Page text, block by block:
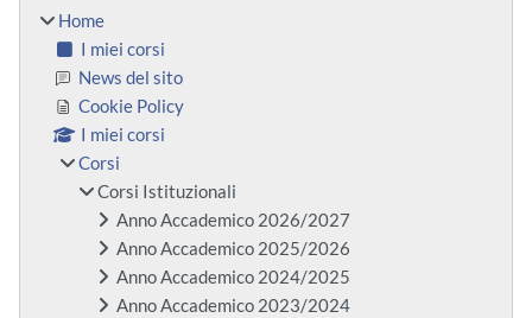
Home
I miei corsi
News del sito
Cookie Policy
I miei corsi
Corsi
Corsi Istituzionali
Anno Accademico 2026/2027
Anno Accademico 2025/2026
Anno Accademico 2024/2025
Anno Accademico 2023/2024